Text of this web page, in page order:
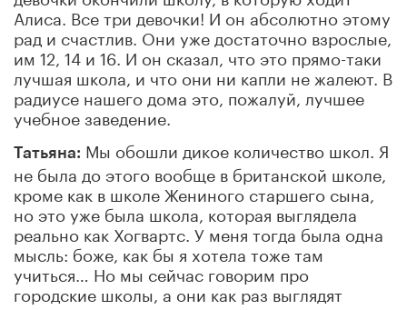
Алиса. Все три девочки! И он абсолютно этому
рад и счастлив. Они уже достаточно взрослые,
им 12, 14 и 16. И он сказал, что это прямо-таки
лучшая школа, и что они ни капли не жалеют. В
радиусе нашего дома это, пожалуй, лучшее
учебное заведение.
Татьяна: Мы обошли дикое количество школ. Я
не была до этого вообще в британской школе,
кроме как в школе Жениного старшего сына,
но это уже была школа, которая выглядела
реально как Хогвартс. У меня тогда была одна
мысль: боже, как бы я хотела тоже там
учиться… Но мы сейчас говорим про
городские школы, а они как раз выглядят